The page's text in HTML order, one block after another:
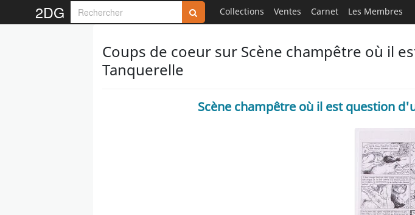
2DG Collections Ventes Carnet Les Membres
Coups de coeur sur Scène champêtre où il
Tanquerelle
Scène champêtre où il est question